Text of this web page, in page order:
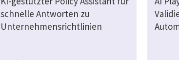
schnelle Antworten zu
Unternehmensrichtlinien